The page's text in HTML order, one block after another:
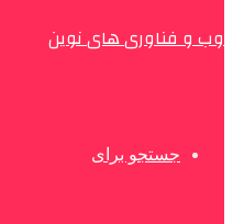
وب و فناوری های نوین
جستجو برای